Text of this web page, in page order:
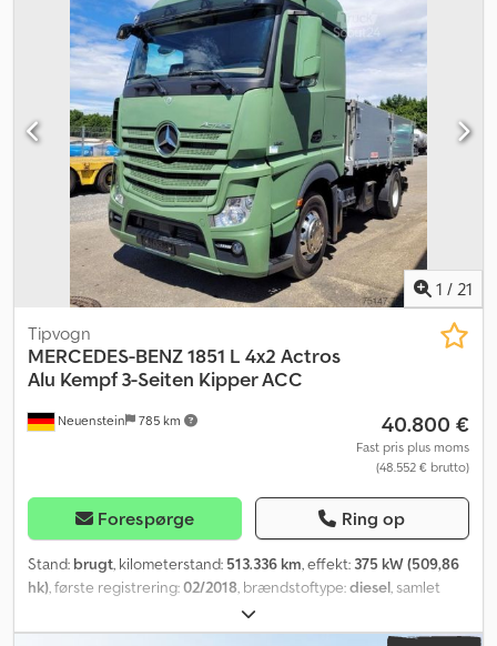
1 / 21
Neuenstein 785 km
Tipvogn
MERCEDES-BENZ1851 L 4x2 Actros
Alu Kempf 3-Seiten Kipper ACC
40.800 €
Fast pris plus moms
(48.552 € brutto)
Forespørge Ring op
Stand: brugt, kilometerstand: 513.336 km, effekt: 375 kW (509,86
hk) , første registrering:02/2018 , brændstoftype:diesel , samlet
, akslekonfiguration:
farve:grøn, geartype:automatisk, emissionsklasse:Euro 6,